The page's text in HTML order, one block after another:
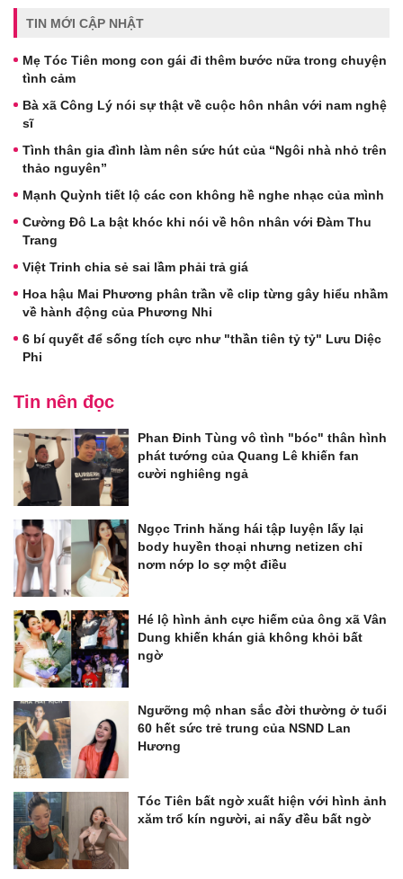
TIN MỚI CẬP NHẬT
Mẹ Tóc Tiên mong con gái đi thêm bước nữa trong chuyện
tình cảm
Bà xã Công Lý nói sự thật về cuộc hôn nhân với nam nghệ
sĩ
Tình thân gia đình làm nên sức hút của “Ngôi nhà nhỏ trên
thảo nguyên”
Mạnh Quỳnh tiết lộ các con không hề nghe nhạc của mình
Cường Đô La bật khóc khi nói về hôn nhân với Đàm Thu
Trang
Việt Trinh chia sẻ sai lầm phải trả giá
Hoa hậu Mai Phương phân trần về clip từng gây hiểu nhầm
về hành động của Phương Nhi
6 bí quyết để sống tích cực như "thần tiên tỷ tỷ" Lưu Diệc
Phi
Tin nên đọc
Phan Đinh Tùng vô tình "bóc" thân hình
phát tướng của Quang Lê khiến fan
cười nghiêng ngả
Ngọc Trinh hăng hái tập luyện lấy lại
body huyền thoại nhưng netizen chỉ
nơm nớp lo sợ một điều
Hé lộ hình ảnh cực hiếm của ông xã Vân
Dung khiến khán giả không khỏi bất
ngờ
Ngưỡng mộ nhan sắc đời thường ở tuổi
60 hết sức trẻ trung của NSND Lan
Hương
Tóc Tiên bất ngờ xuất hiện với hình ảnh
xăm trổ kín người, ai nấy đều bất ngờ